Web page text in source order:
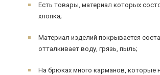
Есть товары, материал которых
хлопка;
Материал изделий покрывается
отталкивает воду, грязь, пыль;
На брюках много карманов, которые